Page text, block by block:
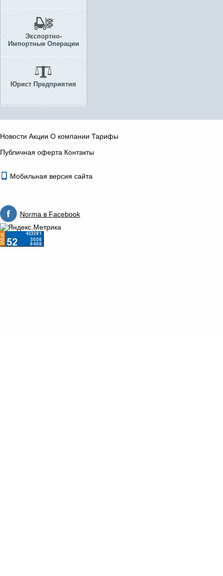
Экспортно-
Импортные Операции
Юрист Предприятия
Новости Акции О компании Тарифы
Публичная оферта Контакты
Мобильная версия сайта
Norma в Facebook